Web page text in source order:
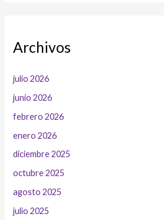
Archivos
julio 2026
junio 2026
febrero 2026
enero 2026
diciembre 2025
octubre 2025
agosto 2025
julio 2025